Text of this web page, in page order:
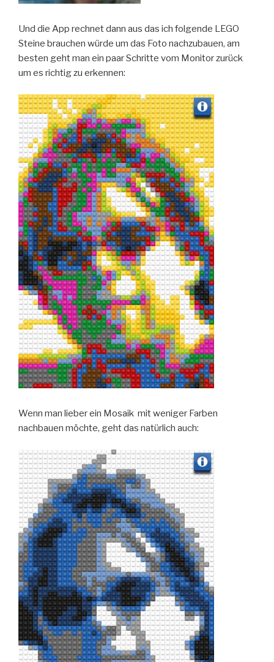
Und die App rechnet dann aus das ich folgende LEGO
Steine brauchen würde um das Foto nachzubauen, am
besten geht man ein paar Schritte vom Monitor zurück
um es richtig zu erkennen:
Wenn man lieber ein Mosaik mit weniger Farben
nachbauen möchte, geht das natürlich auch: